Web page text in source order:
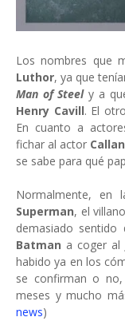
Los nombres que
Luthor, ya que
Man of Steely a
Henry Cavill. El
En cuanto a
fichar al actor
se sabe para qué
Normalmente, en
Superman, el
demasiado sentido
Batman a coger al
habido ya en los
se confirman o
meses y mucho
news)